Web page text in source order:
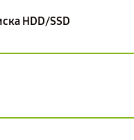
HDD/SSD